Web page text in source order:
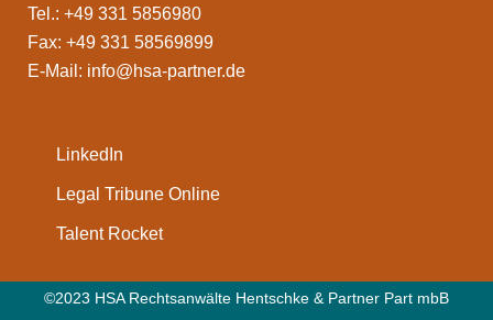
Tel.: +49 331 5856980
Fax: +49 331 58569899
E-Mail: info@hsa-partner.de
LinkedIn
Legal Tribune Online
Talent Rocket
©2023 HSA Rechtsanwälte Hentschke & Partner Part mbB